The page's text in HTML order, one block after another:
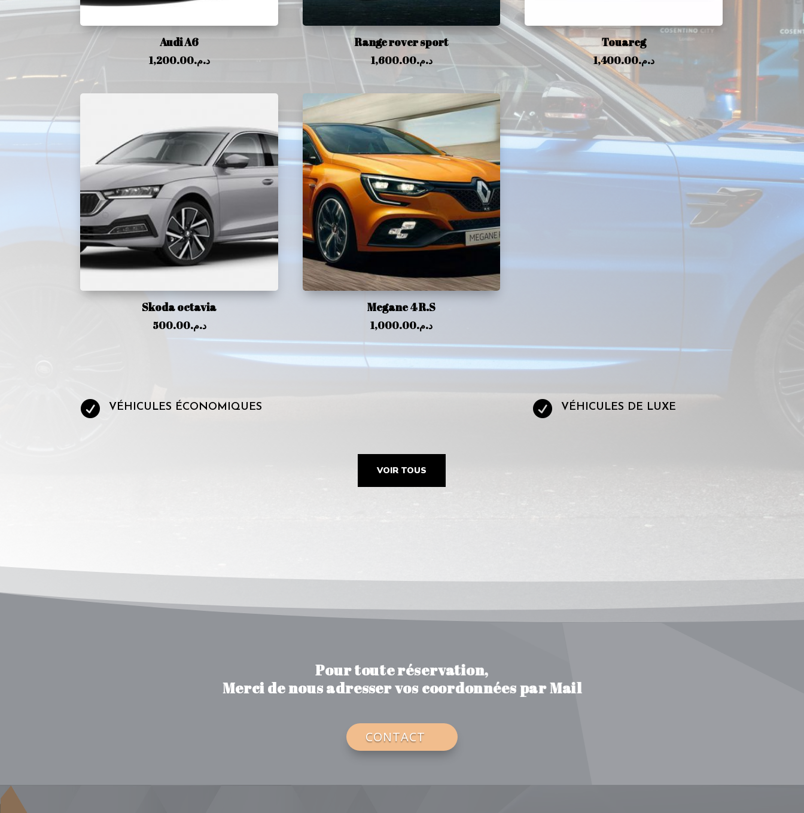
Audi A6
د.م.1,200.00
Range rover sport
د.م.1,600.00
Touareg
د.م.1,400.00
Skoda octavia
د.م.500.00
Megane 4 R.S
د.م.1,000.00
 VÉHICULES ÉCONOMIQUES  VÉHICULES DE LUXE
VOIR TOUS
Pour toute réservation,
Merci de nous adresser vos coordonnées par Mail
CONTACT